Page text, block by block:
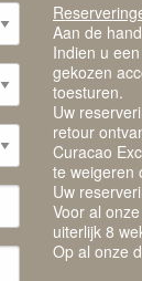
Aan de
Indien u
gekozen
toesturen.
Uw
retour
Curacao
te weigeren
Uw
Voor al
uiterlijk 8
Op al onze